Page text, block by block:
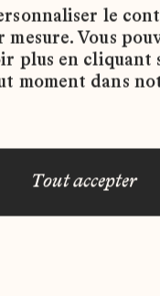
le moment.
profil ?
le
Vous
plus en cliquant
moment dans
tout accepter